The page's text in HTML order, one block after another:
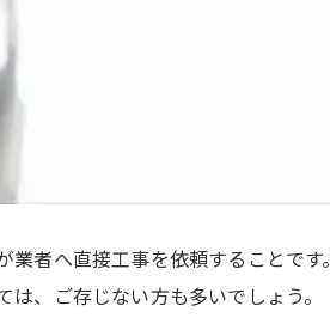
者へ直接工事を依頼することです。
、ご存じない方も多いでしょう。